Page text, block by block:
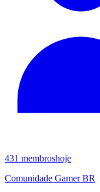
431 membroshoje
Comunidade Gamer BR